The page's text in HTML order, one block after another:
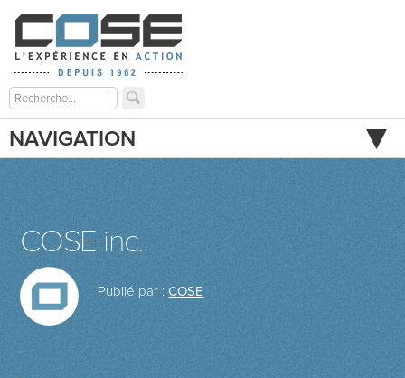
NAVIGATION
COSE inc.
Publié par :COSE